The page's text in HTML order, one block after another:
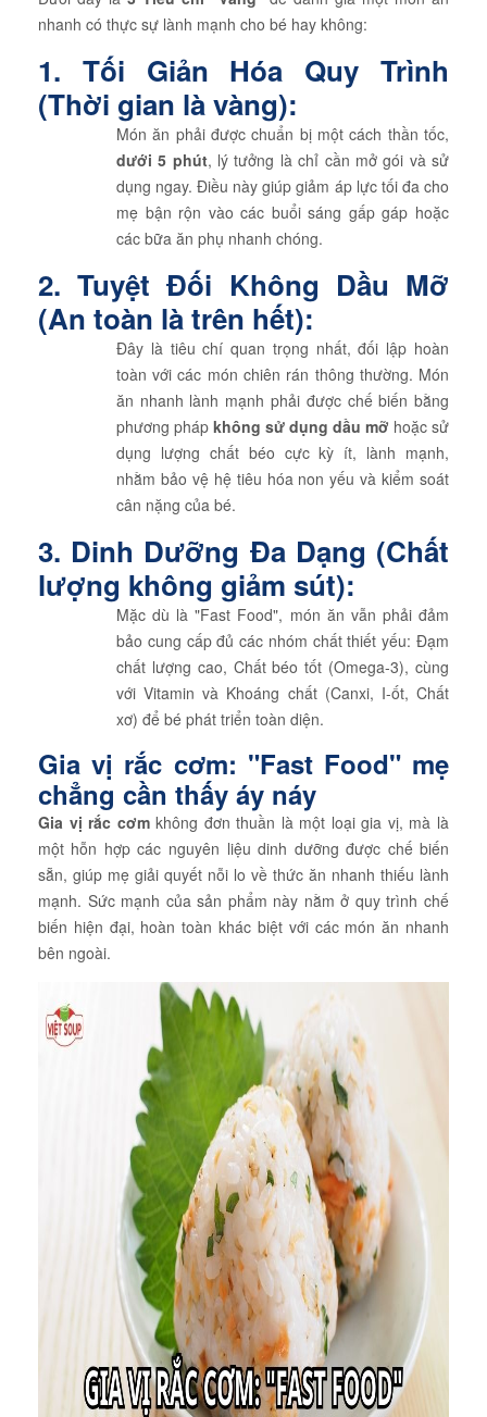
nhanh có thực sự lành mạnh cho bé hay không:
1. Tối Giản Hóa Quy Trình
(Thời gian là vàng):
Món ăn phải được chuẩn bị một cách thần tốc,
dưới 5 phút, lý tưởng là chỉ cần mở gói và sử
dụng ngay. Điều này giúp giảm áp lực tối đa cho
mẹ bận rộn vào các buổi sáng gấp gáp hoặc
các bữa ăn phụ nhanh chóng.
2. Tuyệt Đối Không Dầu Mỡ
(An toàn là trên hết):
Đây là tiêu chí quan trọng nhất, đối lập hoàn
toàn với các món chiên rán thông thường. Món
ăn nhanh lành mạnh phải được chế biến bằng
phương pháp không sử dụng dầu mỡ hoặc sử
dụng lượng chất béo cực kỳ ít, lành mạnh,
nhằm bảo vệ hệ tiêu hóa non yếu và kiểm soát
cân nặng của bé.
3. Dinh Dưỡng Đa Dạng (Chất
lượng không giảm sút):
Mặc dù là "Fast Food", món ăn vẫn phải đảm
bảo cung cấp đủ các nhóm chất thiết yếu: Đạm
chất lượng cao, Chất béo tốt (Omega-3), cùng
với Vitamin và Khoáng chất (Canxi, I-ốt, Chất
xơ) để bé phát triển toàn diện.
Gia vị rắc cơm: "Fast Food" mẹ
chẳng cần thấy áy náy
Gia vị rắc cơmkhông đơn thuần là một loại gia vị, mà là
một hỗn hợp các nguyên liệu dinh dưỡng được chế biến
sẵn, giúp mẹ giải quyết nỗi lo về thức ăn nhanh thiếu lành
mạnh. Sức mạnh của sản phẩm này nằm ở quy trình chế
biến hiện đại, hoàn toàn khác biệt với các món ăn nhanh
bên ngoài.